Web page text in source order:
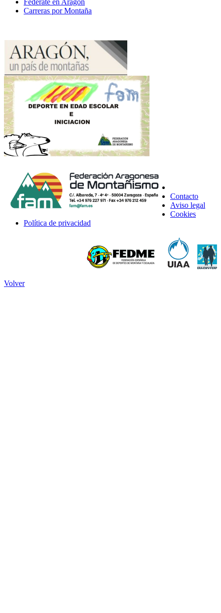
Carreras por Montaña
Contacto
Aviso legal
Cookies
Política de privacidad
Volver